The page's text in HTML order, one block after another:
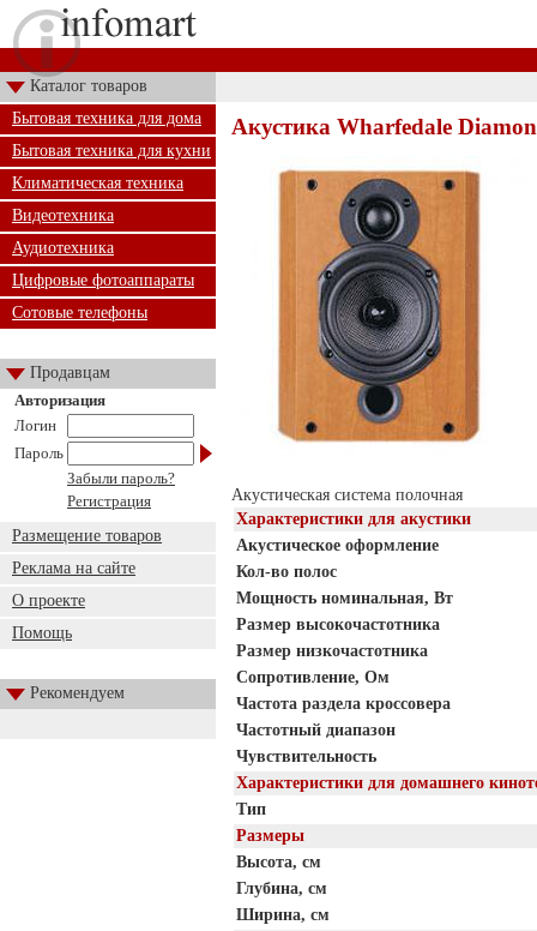
Каталог товаров
Бытовая техника для дома
Бытовая техника для кухни
Климатическая техника
Видеотехника
Аудиотехника
Цифровые фотоаппараты
Сотовые телефоны
Продавцам
Авторизация
Логин
Пароль
Забыли пароль?
Регистрация
Размещение товаров
Реклама на сайте
О проекте
Помощь
Рекомендуем
Акустика Wharfedale
Акустическая система полочная
Характеристики для акустики
Акустическое оформление
Кол-во полос
Мощность номинальная, Вт
Размер высокочастотника
Размер низкочастотника
Сопротивление, Ом
Частота раздела кроссовера
Частотный диапазон
Чувствительность
Характеристики для домашнего
Тип
Размеры
Высота, см
Глубина, см
Ширина, см